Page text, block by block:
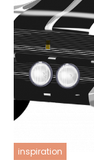
inspiration